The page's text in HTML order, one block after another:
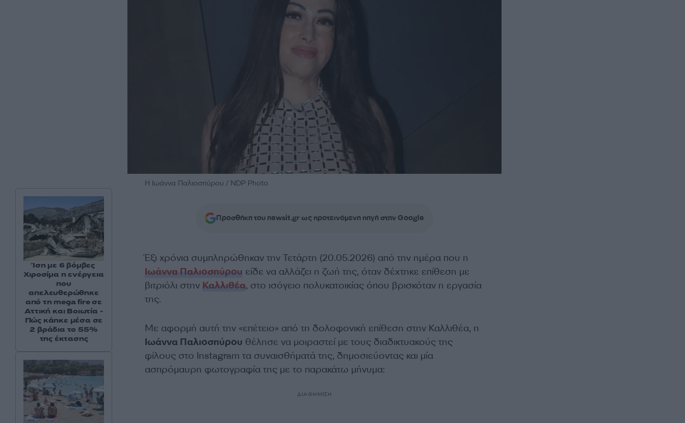
Η Ιωάννα Παλιοσπύρου / NDP Photo
Προσθήκη του newsit.gr ως προτεινόμενη πηγή στην Google
Έξι χρόνια συμπληρώθηκαν την Τετάρτη (20.05.2026) από την ημέρα που η
Ιωάννα Παλιοσπύρου είδε να αλλάζει η ζωή της, όταν δέχτηκε επίθεση με
βιτριόλι στην Καλλιθέα, στο ισόγειο πολυκατοικίας όπου βρισκόταν η εργασία
της.
Με αφορμή αυτή την «επέτειο» από τη δολοφονική επίθεση στην Καλλιθέα, η
Ιωάννα Παλιοσπύρου θέλησε να μοιραστεί με τους διαδικτυακούς της
φίλους στο Instagram τα συναισθήματά της, δημοσιεύοντας και μία
ασπρόμαυρη φωτογραφία της με το παρακάτω μήνυμα:
ΔΙΑΦΗΜΙΣΗ
Ίση με 6 βόμβες
Χιροσίμα η ενέργεια
που
απελευθερώθηκε
από τη mega fire σε
Αττική και Βοιωτία -
Πώς κάηκε μέσα σε
2 βράδια το 55%
της έκτασης